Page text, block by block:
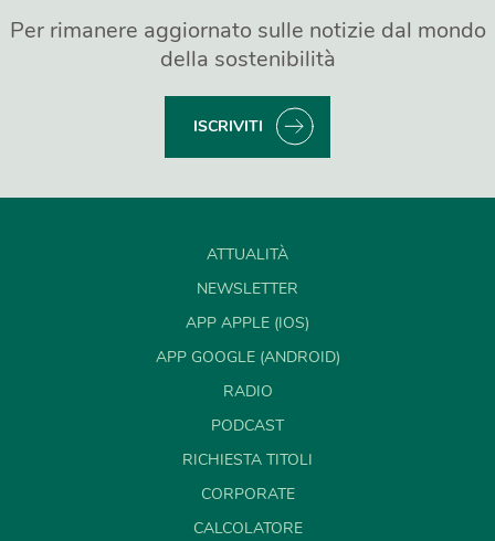
Per rimanere aggiornato sulle notizie dal mondo
della sostenibilità
ISCRIVITI
ATTUALITÀ
NEWSLETTER
APP APPLE (IOS)
APP GOOGLE (ANDROID)
RADIO
PODCAST
RICHIESTA TITOLI
CORPORATE
CALCOLATORE